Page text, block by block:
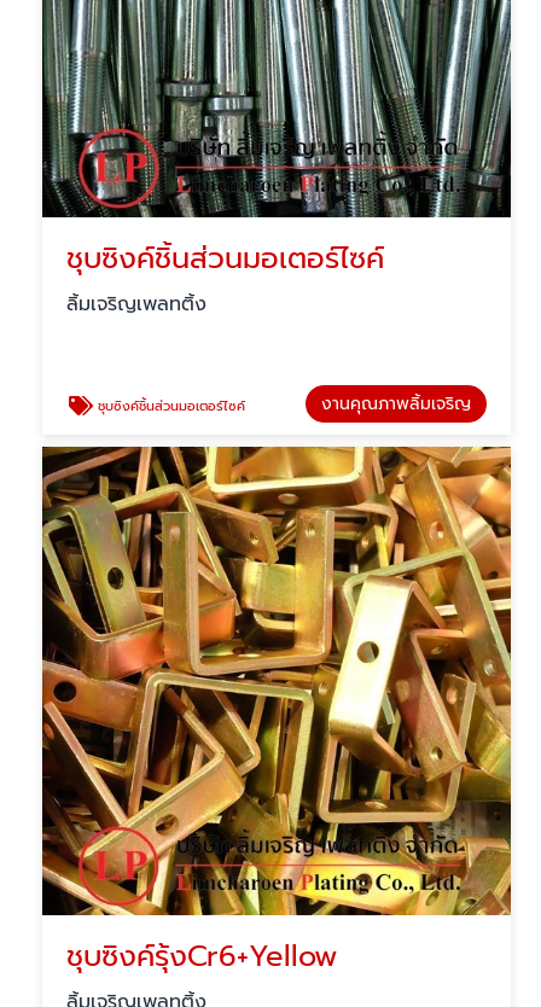
ชุบซิงค์ชิ้นส่วนมอเตอร์ไซค์
ลิ้มเจริญเพลทติ้ง
ชุบซิงค์ชิ้นส่วนมอเตอร์ไซค์ งานคุณภาพลิ้มเจริญ
ชุบซิงค์รุ้งCr6+Yellow